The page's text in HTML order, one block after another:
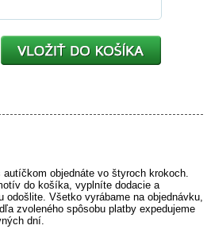
autíčkom objednáte vo štyroch krokoch.
do košíka, vyplníte dodacie a
odošlite. Všetko vyrábame na objednávku,
zvoleného spôsobu platby expedujeme
dní.